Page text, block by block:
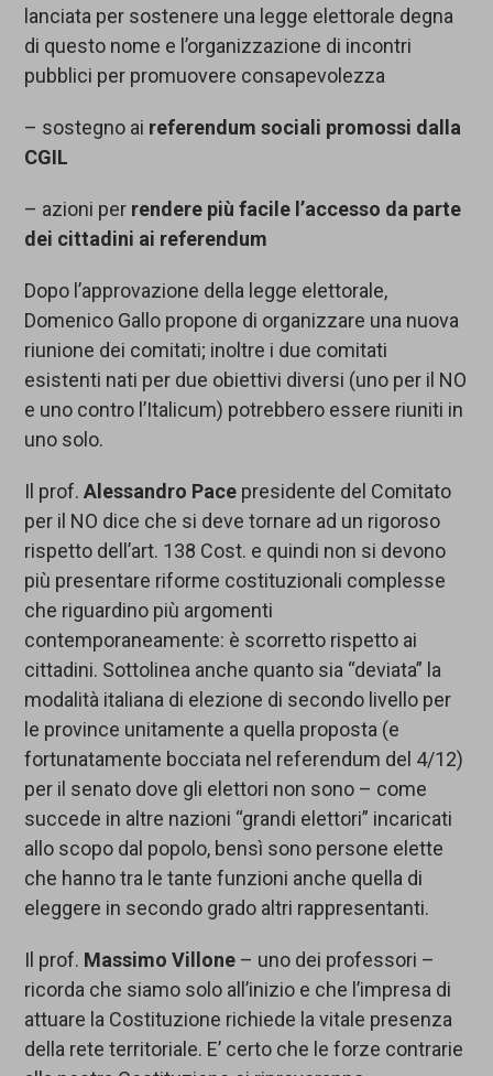
lanciata per sostenere una legge elettorale degna
di questo nome e l’organizzazione di incontri
pubblici per promuovere consapevolezza
– sostegno ai referendum sociali promossi dalla
CGIL
– azioni per rendere più facile l’accesso da parte
dei cittadini ai referendum
Dopo l’approvazione della legge elettorale,
Domenico Gallo propone di organizzare una nuova
riunione dei comitati; inoltre i due comitati
esistenti nati per due obiettivi diversi (uno per il NO
e uno contro l’Italicum) potrebbero essere riuniti in
uno solo.
Il prof.Alessandro Pace presidente del Comitato
per il NO dice che si deve tornare ad un rigoroso
rispetto dell’art. 138 Cost. e quindi non si devono
più presentare riforme costituzionali complesse
che riguardino più argomenti
contemporaneamente: è scorretto rispetto ai
cittadini. Sottolinea anche quanto sia “deviata” la
modalità italiana di elezione di secondo livello per
le province unitamente a quella proposta (e
fortunatamente bocciata nel referendum del 4/12)
per il senato dove gli elettori non sono – come
succede in altre nazioni “grandi elettori” incaricati
allo scopo dal popolo, bensì sono persone elette
che hanno tra le tante funzioni anche quella di
eleggere in secondo grado altri rappresentanti.
Il prof. Massimo Villone – uno dei professori –
ricorda che siamo solo all’inizio e che l’impresa di
attuare la Costituzione richiede la vitale presenza
della rete territoriale. E’ certo che le forze contrarie